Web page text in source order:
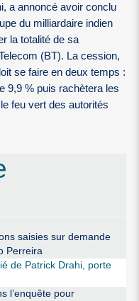
a annoncé avoir conclu
du milliardaire indien
la totalité de sa
(BT). La cession,
se faire en deux temps :
9,9 % puis rachètera les
feu vert des autorités
saisies sur demande
Perreira
de Patrick Drahi, porte
l’enquête pour